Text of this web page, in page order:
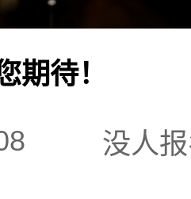
期待！
没人